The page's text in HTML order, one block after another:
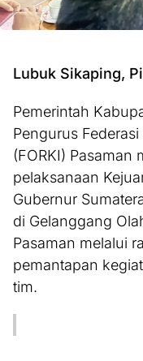
Lubuk Sikaping,
Pemerintah
Pengurus
(FORKI) Pasaman
pelaksanaan
Gubernur
di Gelanggang
Pasaman melalui
pemantapan
tim.